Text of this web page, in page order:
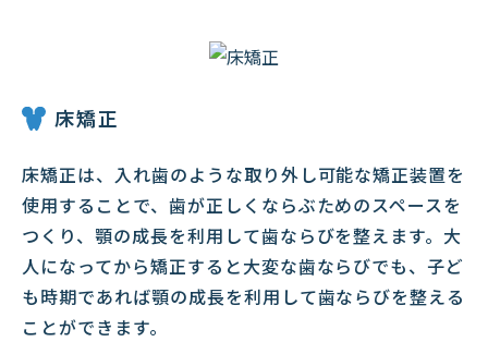
床矯正
床矯正は、入れ歯のような取り外し可能な矯正装置を
使用することで、歯が正しくならぶためのスペースを
つくり、顎の成長を利用して歯ならびを整えます。大
人になってから矯正すると大変な歯ならびでも、子ど
も時期であれば顎の成長を利用して歯ならびを整える
ことができます。